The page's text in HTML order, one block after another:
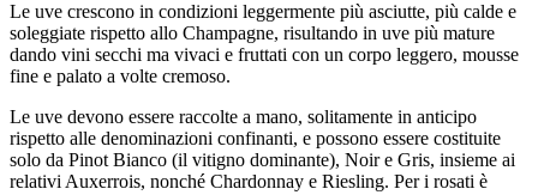
Le uve crescono in condizioni leggermente più asciutte, più calde e
soleggiate rispetto allo Champagne, risultando in uve più mature
dando vini secchi ma vivaci e fruttati con un corpo leggero, mousse
fine e palato a volte cremoso.
Le uve devono essere raccolte a mano, solitamente in anticipo
rispetto alle denominazioni confinanti, e possono essere costituite
solo da Pinot Bianco (il vitigno dominante), Noir e Gris, insieme ai
relativi Auxerrois, nonché Chardonnay e Riesling. Per i rosati è